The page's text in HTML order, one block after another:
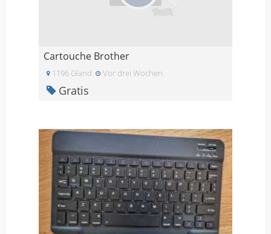
Cartouche Brother
1196 Gland Vor drei Wochen
Gratis